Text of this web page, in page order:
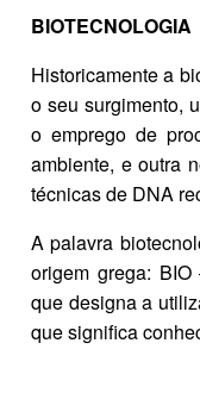
BIOTECNOLOGIA
Historicamente a
o seu surgimento,
o emprego de
ambiente, e outra
técnicas de DNA
A palavra
origem grega:
que designa a
que significa